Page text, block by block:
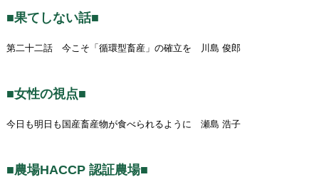
■果てしない話■
第二十二話 今こそ「循環型畜産」の確立を 川島 俊郎
■女性の視点■
今日も明日も国産畜産物が食べられるように 瀬島 浩子
■農場HACCP 認証農場■